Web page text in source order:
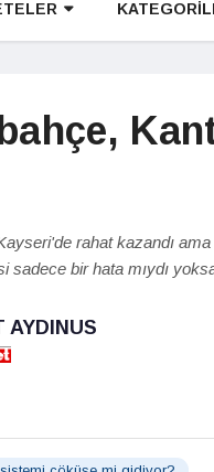
rahat kazandı ama
sadece bir hata mıydı
AYDINUS